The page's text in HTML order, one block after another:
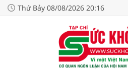
Thứ Bảy 08/08/2026 20:16